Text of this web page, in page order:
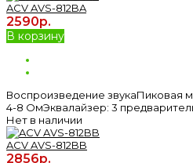
ACV AVS-812BA
2590р.
В корзину
Воспроизведение звукаПиковая
4-8 ОмЭквалайзер: 3
Нет в наличии
ACV AVS-812BB
2856р.